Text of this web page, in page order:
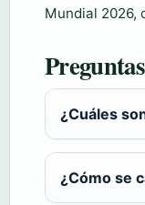
Mundial 2026,
¿Cuáles
¿Cómo se